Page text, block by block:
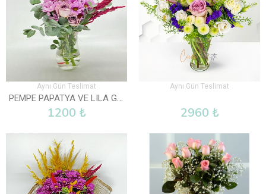
Aynı Gün Teslimat
PEMPE PAPATYA VE LILA GÜL VAZOLU
1200 ₺
Aynı Gün Teslimat
2960 ₺